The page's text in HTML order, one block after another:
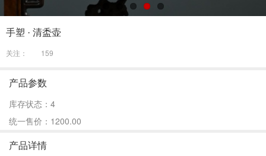
手塑 · 清盉壶
关注：
159
产品参数
库存状态：4
统一售价：1200.00
产品详情